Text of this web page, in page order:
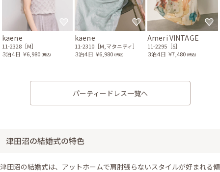
kaene
11-2328［M］
３泊４日 ￥6,980 (税込)
kaene
11-2310［M,マタニティ］
３泊４日 ￥6,980 (税込)
Ameri VINTAGE
11-2295［S］
３泊４日 ￥7,480 (税込)
パーティードレス一覧へ
津田沼の結婚式の特色
津田沼の結婚式は、アットホームで肩肘張らないスタイルが好まれる傾